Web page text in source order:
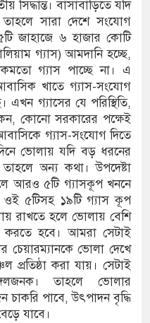
বাসাবাড়িতে যদি
সারা দেশে সংযোগ
জাহাজে ৬ হাজার কোটি
গ্যাস) আমদানি হচ্ছে,
গ্যাস পাচ্ছে না। এ
খাতে গ্যাস-সংযোগ
এখন গ্যাসের যে পরিস্থিতি,
কোনো সরকারের পক্ষেই
আবাসিকে গ্যাস-সংযোগ দিতে
ভোলায় যদি বড় ধরনের
অন্য কথা। উপদেষ্টা
আরও ৫টি গ্যাসকূপ খননে
ওই ৫টিসহ ১৯টি গ্যাস কূপ
রাখতে হলে ভোলায় বেশি
করতে হবে। আমরা সেটাই
চেয়ারম্যানকে ভোলা দেখে
প্রতিষ্ঠা করা যায়। সেটাই
তাহলে ভোলার
পাবে, উৎপাদন বৃদ্ধি
যাবে।